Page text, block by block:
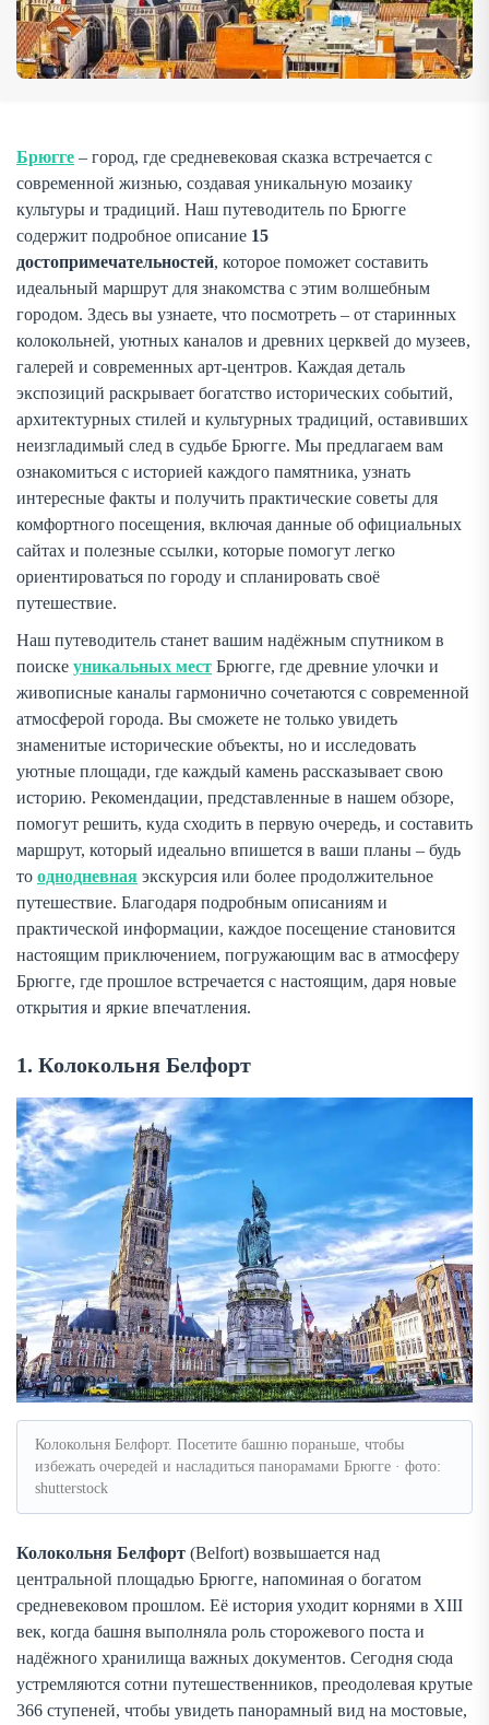
Брюгге – город, где средневековая сказка встречается с
современной жизнью, создавая уникальную мозаику
культуры и традиций. Наш путеводитель по Брюгге
содержит подробное описание 15
достопримечательностей, которое поможет составить
идеальный маршрут для знакомства с этим волшебным
городом. Здесь вы узнаете, что посмотреть – от старинных
колокольней, уютных каналов и древних церквей до музеев,
галерей и современных арт-центров. Каждая деталь
экспозиций раскрывает богатство исторических событий,
архитектурных стилей и культурных традиций, оставивших
неизгладимый след в судьбе Брюгге. Мы предлагаем вам
ознакомиться с историей каждого памятника, узнать
интересные факты и получить практические советы для
комфортного посещения, включая данные об официальных
сайтах и полезные ссылки, которые помогут легко
ориентироваться по городу и спланировать своё
путешествие.
Наш путеводитель станет вашим надёжным спутником в
поиске уникальных мест Брюгге, где древние улочки и
живописные каналы гармонично сочетаются с современной
атмосферой города. Вы сможете не только увидеть
знаменитые исторические объекты, но и исследовать
уютные площади, где каждый камень рассказывает свою
историю. Рекомендации, представленные в нашем обзоре,
помогут решить, куда сходить в первую очередь, и составить
маршрут, который идеально впишется в ваши планы – будь
то однодневная экскурсия или более продолжительное
путешествие. Благодаря подробным описаниям и
практической информации, каждое посещение становится
настоящим приключением, погружающим вас в атмосферу
Брюгге, где прошлое встречается с настоящим, даря новые
открытия и яркие впечатления.
1. Колокольня Белфорт
Колокольня Белфорт. Посетите башню пораньше, чтобы
избежать очередей и насладиться панорамами Брюгге · фото:
shutterstock
Колокольня Белфорт (Belfort) возвышается над
центральной площадью Брюгге, напоминая о богатом
средневековом прошлом. Её история уходит корнями в XIII
век, когда башня выполняла роль сторожевого поста и
надёжного хранилища важных документов. Сегодня сюда
устремляются сотни путешественников, преодолевая крутые
366 ступеней, чтобы увидеть панорамный вид на мостовые,